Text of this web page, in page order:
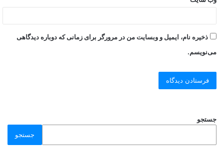
ذخیره نام، ایمیل و وبسایت من در مرورگر برای زمانی که دوباره دیدگاهی
می‌نویسم.
جستجو
جستجو